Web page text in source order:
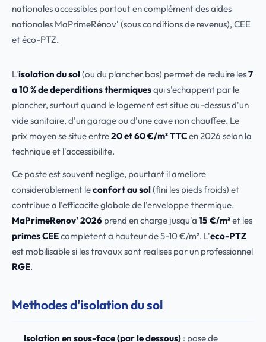
nationales accessibles partout en complément des aides
nationales MaPrimeRénov' (sous conditions de revenus), CEE
et éco-PTZ.
L'isolation du sol(ou du plancher bas) permet de reduire les7
a 10 % de deperditions thermiquesqui s'echappent par le
plancher, surtout quand le logement est situe au-dessus d'un
vide sanitaire, d'un garage ou d'une cave non chauffee. Le
prix moyen se situe entre20 et 60 €/m² TTCen 2026 selon la
technique et l'accessibilite.
Ce poste est souvent neglige, pourtant il ameliore
considerablement leconfort au sol(fini les pieds froids) et
contribue a l'efficacite globale de l'enveloppe thermique.
MaPrimeRenov' 2026 prend en charge jusqu'a 15 €/m²et les
primes CEEcompletent a hauteur de 5-10 €/m². L'eco-PTZ
est mobilisable si les travaux sont realises par un professionnel
RGE.
Methodes d'isolation du sol
Isolation en sous-face (par le dessous): pose de